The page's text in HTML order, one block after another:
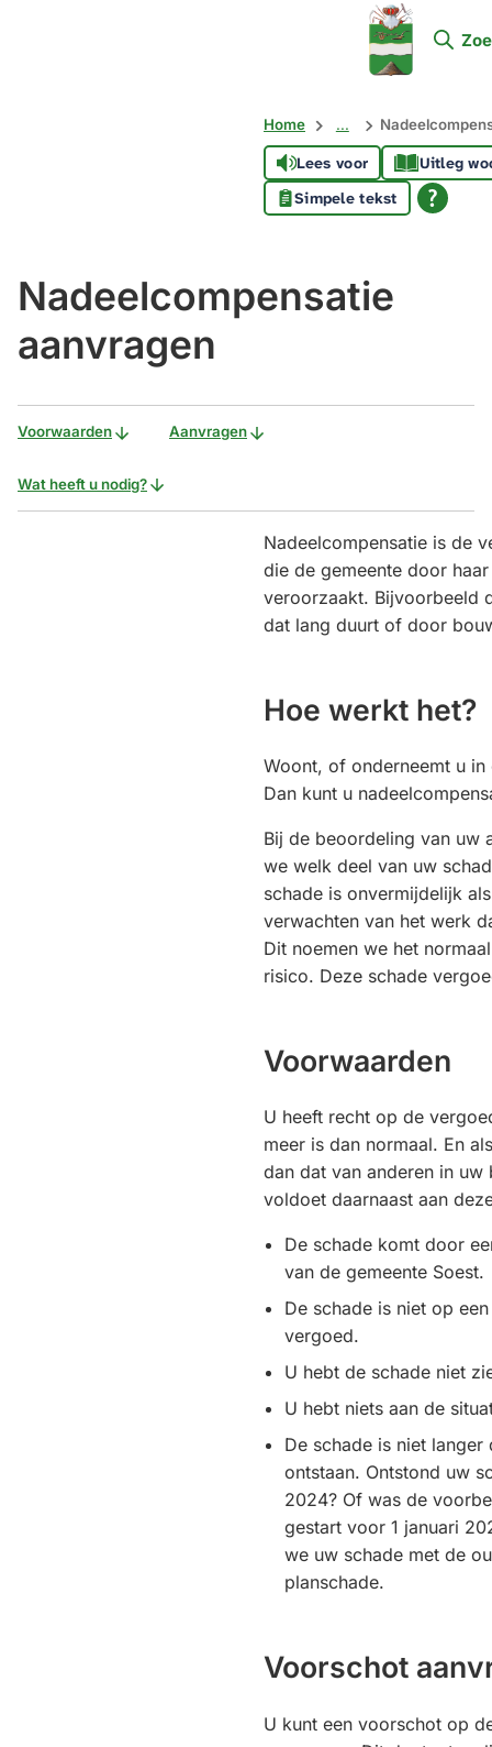
Mijn
Soest
Home ...
Lees voor
Uitleg
Simpele tekst
Nadeelcompensatie
aanvragen
Voorwaarden Aanvragen
Wat heeft u nodig?
Nadeelcompensatie is de
die de gemeente door
veroorzaakt. Bijvoorbeeld
dat lang duurt of door
Hoe werkt het?
Woont, of onderneemt u in
Dan kunt u
Bij de beoordeling van uw
we welk deel van uw
schade is onvermijdelijk
verwachten van het werk
Dit noemen we het
risico. Deze schade
Voorwaarden
U heeft recht op de
meer is dan normaal. En
dan dat van anderen in uw
voldoet daarnaast aan
De schade komt door
van de gemeente Soest.
De schade is niet op
vergoed.
U hebt de schade niet
U hebt niets aan de
De schade is niet
ontstaan. Ontstond uw
2024? Of was de
gestart voor 1 januari
we uw schade met de
planschade.
Voorschot
U kunt een voorschot op